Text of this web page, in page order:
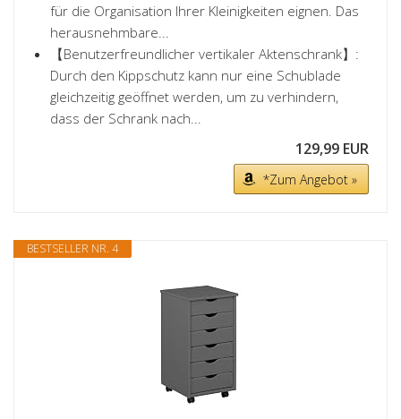
für die Organisation Ihrer Kleinigkeiten eignen. Das
herausnehmbare...
【Benutzerfreundlicher vertikaler Aktenschrank】:
Durch den Kippschutz kann nur eine Schublade
gleichzeitig geöffnet werden, um zu verhindern,
dass der Schrank nach...
129,99 EUR
*Zum Angebot »
BESTSELLER NR. 4